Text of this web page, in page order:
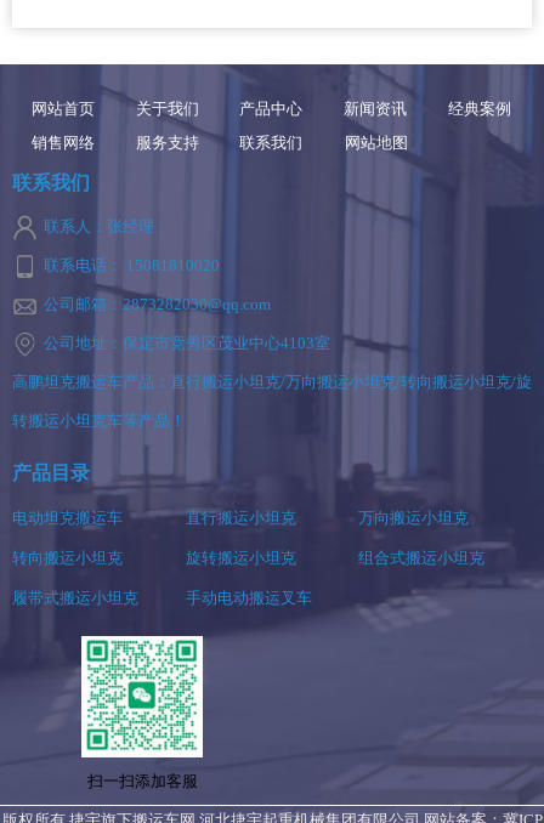
网站首页 关于我们 产品中心 新闻资讯
经典案例
销售网络
服务支持 联系我们 网站地图
联系我们
联系人：张经理
联系电话： 15081810020
公司邮箱：2873282030@qq.com
公司地址：保定市竞秀区茂业中心4103室
高鹏坦克搬运车产品：直行搬运小坦克/万向搬运小坦克/转向搬运小坦克/旋
转搬运小坦克车等产品！
产品目录
电动坦克搬运车 直行搬运小坦克 万向搬运小坦克
转向搬运小坦克 旋转搬运小坦克 组合式搬运小坦克
履带式搬运小坦克 手动电动搬运叉车
扫一扫添加客服